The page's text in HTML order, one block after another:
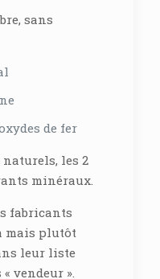
sans
de fer
les 2
minéraux.
fabricants
mais plutôt
leur liste
vendeur ».